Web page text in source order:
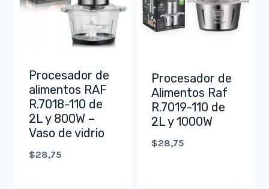
Procesador de
alimentos RAF
R.7018-110 de
2L y 800W –
Vaso de vidrio
$28,75
Procesador de
Alimentos Raf
R.7019-110 de
2L y 1000W
$28,75